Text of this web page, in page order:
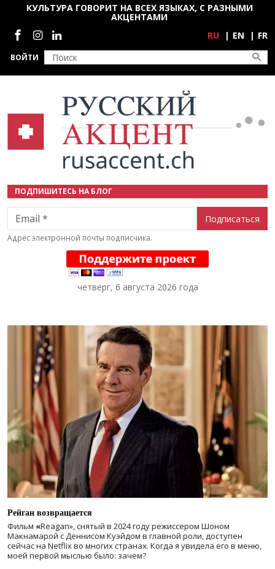
Перейти к основному содержанию
ВОЙТИ
КУЛЬТУРА ГОВОРИТ НА ВСЕХ ЯЗЫКАХ, С РАЗНЫМИ
АКЦЕНТАМИ
Социальные сети
RU EN FR
ПОДПИШИТЕСЬ НА БЛОГ
Email
Адрес электронной почты подписчика.
четверг, 6 августа 2026 года
Рейган возвращается
Фильм «Reagan», снятый в 2024 годурежиссером Шоном
Макнамарой с Деннисом Куэйдом в главной роли, доступен
сейчас на Netflix во многих странах. Когда я увидела его в меню,
моей первой мыслью было: зачем?